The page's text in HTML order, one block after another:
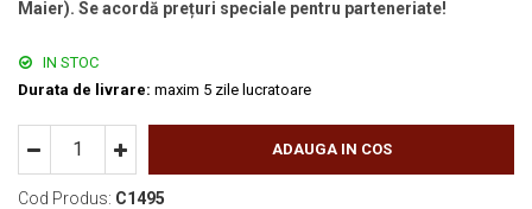
Maier). Se acordă prețuri speciale pentru parteneriate!
IN STOC
Durata de livrare: maxim 5 zile lucratoare
ADAUGA IN COS
Cod Produs: C1495